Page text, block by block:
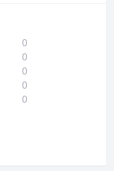
0
0
0
0
0